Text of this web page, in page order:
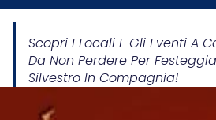
Scopri I Locali E Gli Eventi A
Da Non Perdere Per
Silvestro In Compagnia!